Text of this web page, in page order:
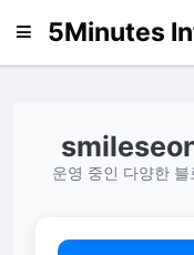
5Minutes
운영 중인 다양한